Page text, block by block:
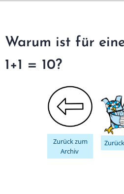
Warum ist für
1+1 = 10?
Zurück zum
Archiv